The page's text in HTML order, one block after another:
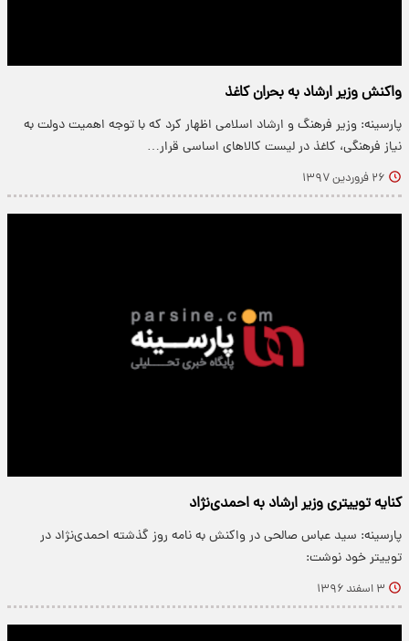
واکنش وزیر ارشاد به بحران کاغذ
پارسینه: وزیر فرهنگ و ارشاد اسلامی اظهار کرد که با توجه اهمیت دولت به
نیاز فرهنگی، کاغذ در لیست کالاهای اساسی قرار…
۲۶ فروردین ۱۳۹۷
کنایه توییتری وزیر ارشاد به احمدی‌نژاد
پارسینه: سید عباس صالحی در واکنش به نامه روز گذشته احمدی‌نژاد در
توییتر خود نوشت:
۳ اسفند ۱۳۹۶